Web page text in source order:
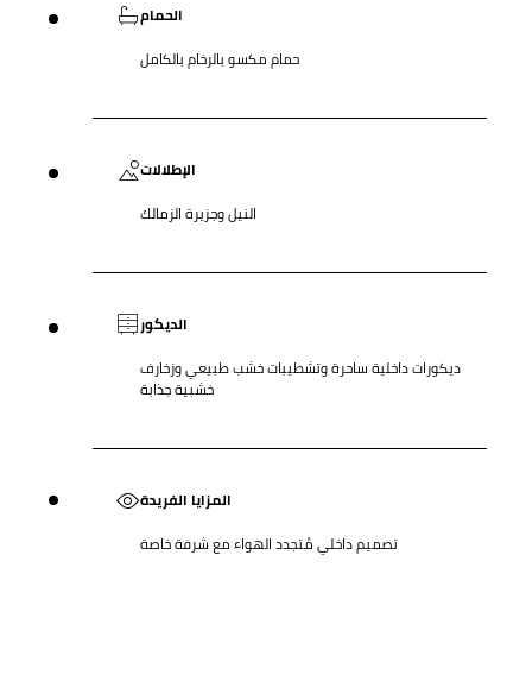
الحمام
حمام مكسو بالرخام بالكامل
الإطلالات
النيل وجزيرة الزمالك
الديكور
ديكورات داخلية ساحرة وتشطيبات خشب طبيعي وزخارف
خشبية جذابة
المزايا الفريدة
تصميم داخلي مُتجدد الهواء مع شرفة خاصة